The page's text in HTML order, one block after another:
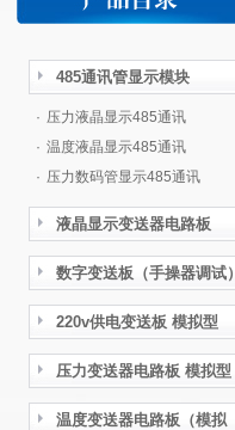
485通讯管显示模块
· 压力液晶显示485通讯
· 温度液晶显示485通讯
· 压力数码管显示485通讯
液晶显示变送器电路板
数字变送板（手操器调试）
220v供电变送板 模拟型
压力变送器电路板 模拟型
温度变送器电路板（模拟